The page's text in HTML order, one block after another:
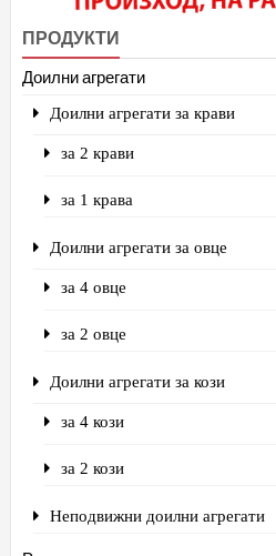
ПРОДУКТИ
Доилни агрегати
Доилни агрегати за крави
за 2 крави
за 1 крава
Доилни агрегати за овце
за 4 овце
за 2 овце
Доилни агрегати за кози
за 4 кози
за 2 кози
Неподвижни доилни агрегати